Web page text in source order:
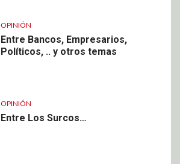
OPINIÓN
Entre Bancos, Empresarios,
Políticos, .. y otros temas
OPINIÓN
Entre Los Surcos…